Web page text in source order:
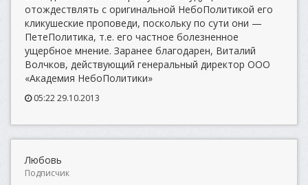
отождествлять с оригинальной НебоПолитикой его
кликушеские проповеди, поскольку по сути они —
ПетеПолитика, т.е. его частное болезненное
ущербное мнение. Заранее благодарен, Виталий
Волчков, действующий генеральный директор ООО
«Академия НебоПолитики»
05:22 29.10.2013
Любовь
Подписчик